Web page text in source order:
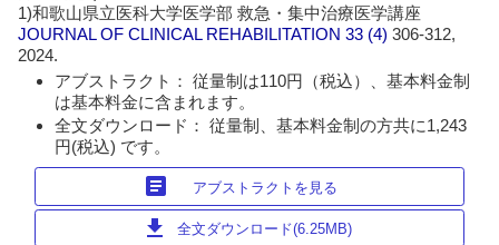
1)和歌山県立医科大学医学部 救急・集中治療医学講座
JOURNAL OF CLINICAL REHABILITATION 33 (4)306-312,
2024.
アブストラクト： 従量制は110円（税込）、基本料金制
は基本料金に含まれます。
全文ダウンロード： 従量制、基本料金制の方共に1,243
円(税込) です。
article アブストラクトを見る
download 全文ダウンロード(6.25MB)